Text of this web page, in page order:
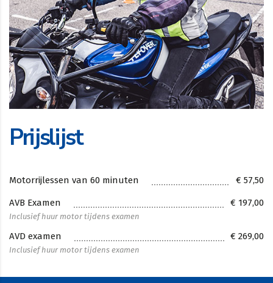
Prijslijst
Motorrijlessen van 60 minuten € 57,50
AVB Examen € 197,00
Inclusief huur motor tijdens examen
AVD examen € 269,00
Inclusief huur motor tijdens examen